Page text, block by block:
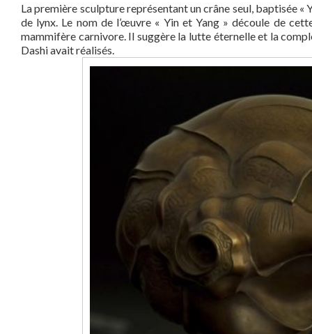
La première sculpture représentant un crâne seul, baptisée «
de lynx. Le nom de l’œuvre « Yin et Yang » découle de
mammifère carnivore. Il suggère la lutte éternelle et la
Dashi avait réalisés.